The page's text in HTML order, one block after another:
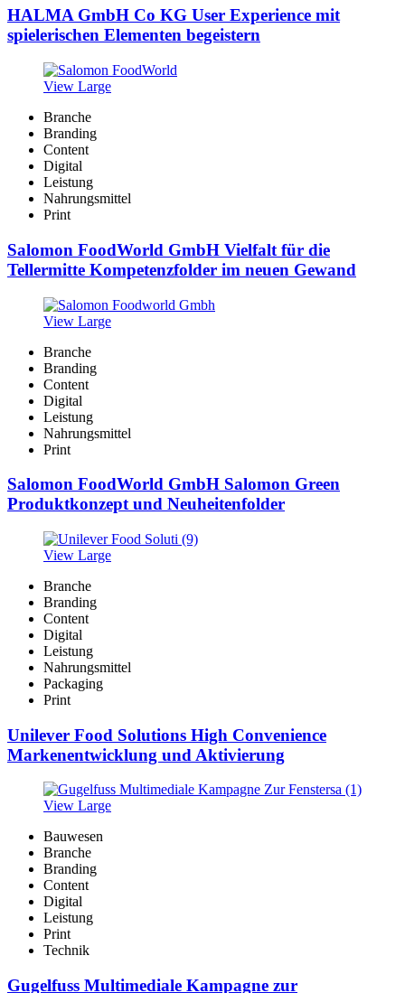
HALMA GmbH Co KG User Experience mit
spielerischen Elementen begeistern
View Large
Branche
Branding
Content
Digital
Leistung
Nahrungsmittel
Print
Salomon FoodWorld GmbH Vielfalt für die
Tellermitte Kompetenzfolder im neuen Gewand
View Large
Branche
Branding
Content
Digital
Leistung
Nahrungsmittel
Print
Salomon FoodWorld GmbH Salomon Green
Produktkonzept und Neuheitenfolder
View Large
Branche
Branding
Content
Digital
Leistung
Nahrungsmittel
Packaging
Print
Unilever Food Solutions High Convenience
Markenentwicklung und Aktivierung
View Large
Bauwesen
Branche
Branding
Content
Digital
Leistung
Print
Technik
Gugelfuss Multimediale Kampagne zur